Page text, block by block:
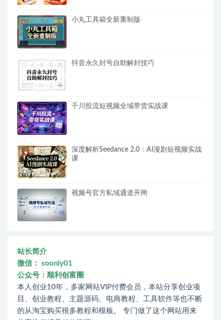
小丸工具箱全新重制版
抖音永久封号自助解封技巧
千川投流短视频全域带货实战课
深度解析Seedance 2.0：AI漫剧短视频实战
课
视频号官方私域通道开闸
站长简介
微信： soonly01
公众号：顺利创富圈
本人创业10年，多家网站VIP付费会员，本站分享创业项
目、创业教程、主题源码、电商教程、工具软件等也不断
的从淘宝购买很多教程和模板。 专门做了这个网站用来